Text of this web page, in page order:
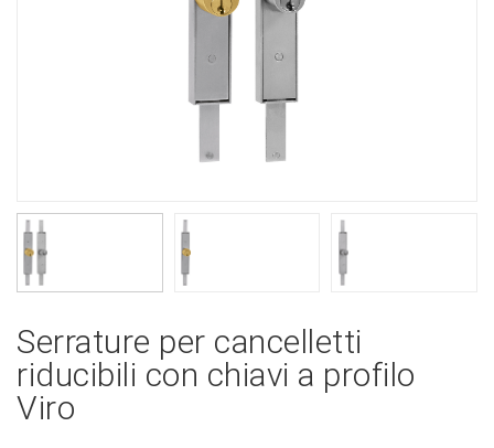
Serrature per cancelletti
riducibili con chiavi a profilo
Viro